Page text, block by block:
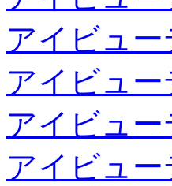
アイビュ
アイビュ
アイビュ
アイビュ